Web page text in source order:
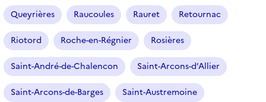
Queyrières Raucoules Rauret Retournac
Riotord Roche-en-Régnier Rosières
Saint-André-de-Chalencon Saint-Arcons-d’Allier
Saint-Arcons-de-Barges Saint-Austremoine